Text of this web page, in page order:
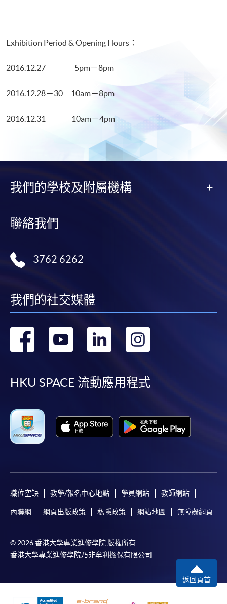
Exhibition Period & Opening Hours：
2016.12.27 5pm－8pm
2016.12.28－30 10am－8pm
2016.12.31 10am－4pm
我們的學校及附屬機構
聯絡我們
3762 6262
我們的社交媒體
轉
facebook
轉
youtube
轉
linkedin
轉
HKU SPACE 流動應用程式
職位空缺 教學/報名中心地點 學員網站 教師網站
內聯網 網頁出版政策 私隱政策 網站地圖 無障礙網頁
© 2026 香港大學專業進修學院 版權所有
香港大學專業進修學院乃非牟利擔保有限公司
返回頁首